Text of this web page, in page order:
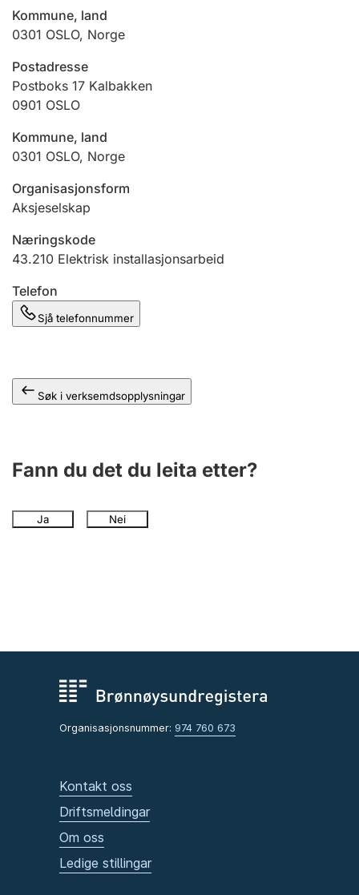
Ektepaktrettleiaren
Kommune, land
0301 OSLO, Norge
Postadresse
Postboks 17 Kalbakken
0901 OSLO
Kommune, land
0301 OSLO, Norge
Organisasjonsform
Aksjeselskap
Næringskode
43.210 Elektrisk installasjonsarbeid
Telefon
Sjå telefonnummer
Søk i verksemdsopplysningar
Fann du det du leita etter?
Ja Nei
Organisasjonsnummer: 974 760 673
Kontakt oss
Driftsmeldingar
Om oss
Ledige stillingar